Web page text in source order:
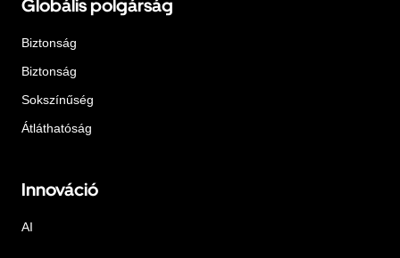
Globális polgárság
Biztonság
Biztonság
Sokszínűség
Átláthatóság
Innováció
AI